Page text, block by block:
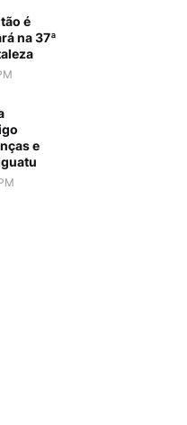
é
na 37ª
e